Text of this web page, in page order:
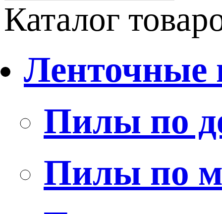
Каталог
Ленточные
Пилы по
Пилы по